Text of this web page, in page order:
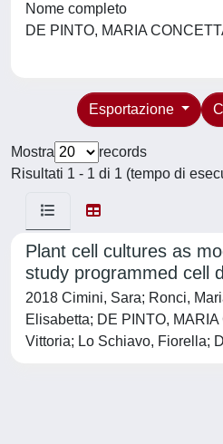
Nome completo
DE PINTO, MARIA
Esportazione
Mostra
records
Risultati 1 - 1 di 1 (tempo di
Plant cell cultures as
study programmed cell
2018 Cimini, Sara; Ronci,
Elisabetta; DE PINTO,
Vittoria; Lo Schiavo, Fiorella;